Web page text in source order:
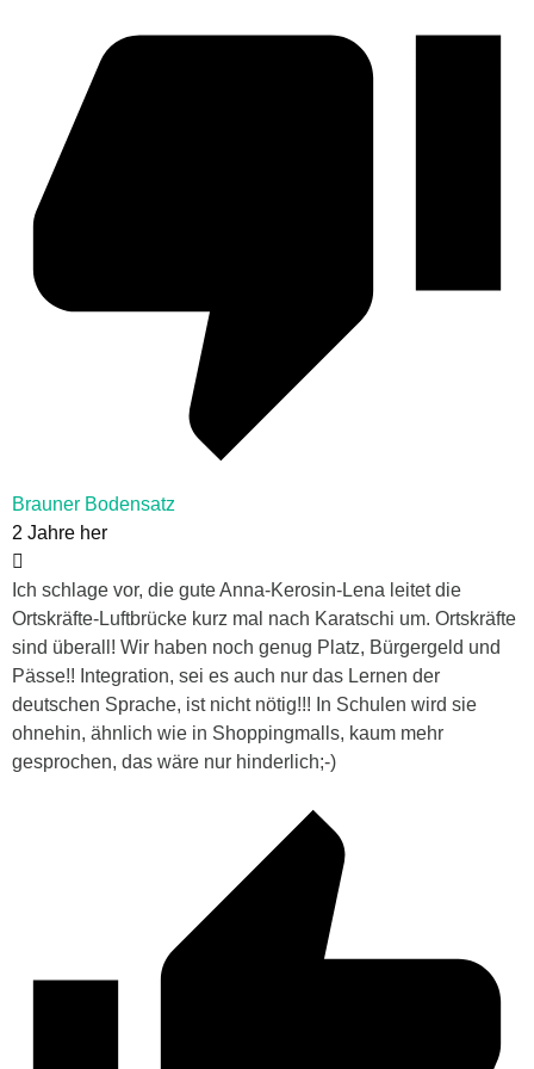
Brauner Bodensatz
2 Jahre her
Ich schlage vor, die gute Anna-Kerosin-Lena leitet die
Ortskräfte-Luftbrücke kurz mal nach Karatschi um. Ortskräfte
sind überall! Wir haben noch genug Platz, Bürgergeld und
Pässe!! Integration, sei es auch nur das Lernen der
deutschen Sprache, ist nicht nötig!!! In Schulen wird sie
ohnehin, ähnlich wie in Shoppingmalls, kaum mehr
gesprochen, das wäre nur hinderlich;-)